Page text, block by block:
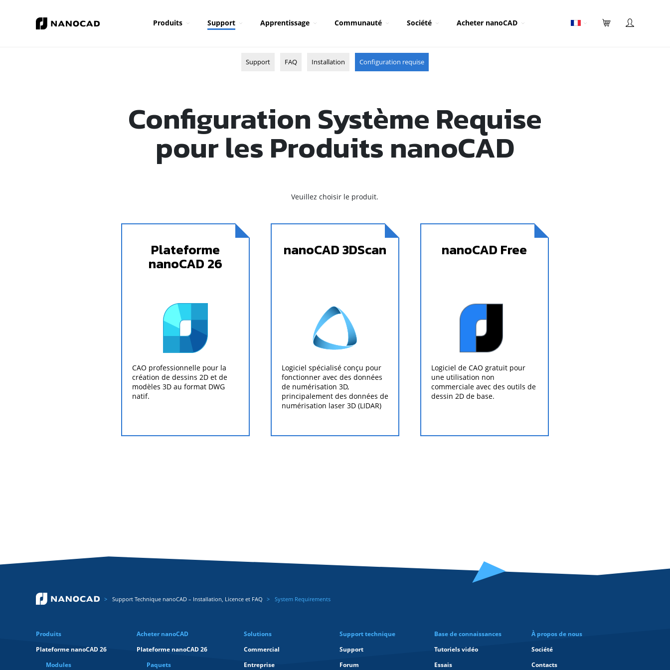
Produits Support Apprentissage Communauté Société Acheter nanoCAD
Support FAQ Installation Configuration requise
Configuration Système Requise
pour les Produits nanoCAD
Veuillez choisir le produit.
Plateforme
nanoCAD 26
CAO professionnelle pour la
création de dessins 2D et de
modèles 3D au format DWG
natif.
nanoCAD 3DScan
Logiciel spécialisé conçu pour
fonctionner avec des données
de numérisation 3D,
principalement des données de
numérisation laser 3D (LIDAR)
nanoCAD Free
Logiciel de CAO gratuit pour
une utilisation non
commerciale avec des outils de
dessin 2D de base.
Support Technique nanoCAD – Installation, Licence et FAQ System Requirements
Produits
Plateforme nanoCAD 26
Modules
Acheter nanoCAD
Plateforme nanoCAD 26
Paquets
Solutions
Commercial
Entreprise
Support technique
Support
Forum
Base de connaissances
Tutoriels vidéo
Essais
À propos de nous
Société
Contacts